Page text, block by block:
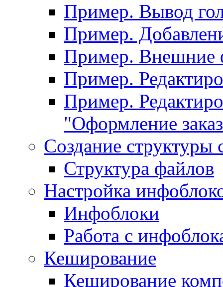
Пример. Вывод
Пример.
Пример. Внешние
Пример.
Пример.
"Оформление
Создание структуры
Структура файлов
Настройка
Инфоблоки
Работа с
Кеширование
Кеширование